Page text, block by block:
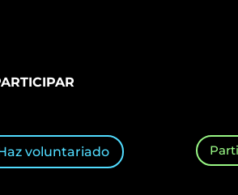
voluntariado